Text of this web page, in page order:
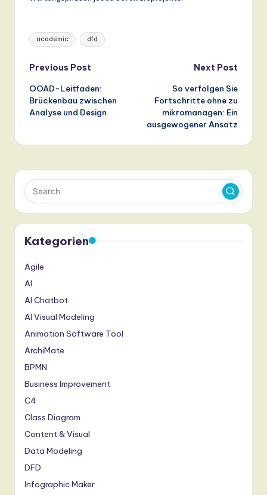
Tags:
academic dfd
Post
navigation
Previous Post
OOAD-Leitfaden:
Brückenbau zwischen
Analyse und Design
Next Post
So verfolgen Sie
Fortschritte ohne zu
mikromanagen: Ein
ausgewogener Ansatz
Kategorien
Agile
AI
AI Chatbot
AI Visual Modeling
Animation Software Tool
ArchiMate
BPMN
Business Improvement
C4
Class Diagram
Content & Visual
Data Modeling
DFD
Infographic Maker